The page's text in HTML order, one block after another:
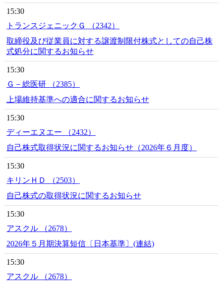
15:30
トランスジェニックＧ （2342）
取締役及び従業員に対する譲渡制限付株式としての自己株
式処分に関するお知らせ
15:30
Ｇ－総医研 （2385）
上場維持基準への適合に関するお知らせ
15:30
ディーエヌエー （2432）
自己株式取得状況に関するお知らせ（2026年６月度）
15:30
キリンＨＤ （2503）
自己株式の取得状況に関するお知らせ
15:30
アスクル （2678）
2026年５月期決算短信〔日本基準〕(連結)
15:30
アスクル （2678）